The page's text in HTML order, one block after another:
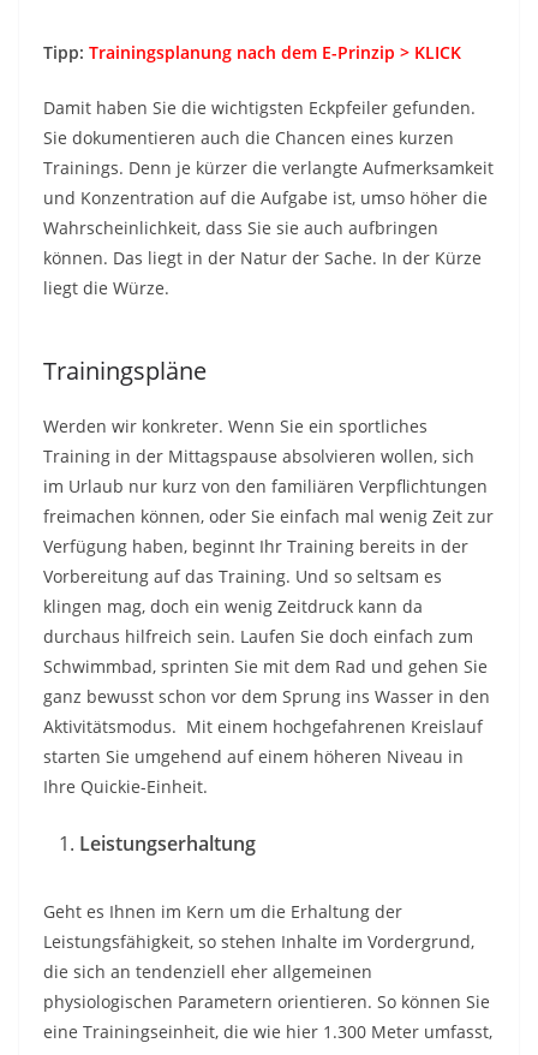
Tipp: Trainingsplanung nach dem E-Prinzip > KLICK
Damit haben Sie die wichtigsten Eckpfeiler gefunden.
Sie dokumentieren auch die Chancen eines kurzen
Trainings. Denn je kürzer die verlangte Aufmerksamkeit
und Konzentration auf die Aufgabe ist, umso höher die
Wahrscheinlichkeit, dass Sie sie auch aufbringen
können. Das liegt in der Natur der Sache. In der Kürze
liegt die Würze.
Trainingspläne
Werden wir konkreter. Wenn Sie ein sportliches
Training in der Mittagspause absolvieren wollen, sich
im Urlaub nur kurz von den familiären Verpflichtungen
freimachen können, oder Sie einfach mal wenig Zeit zur
Verfügung haben, beginnt Ihr Training bereits in der
Vorbereitung auf das Training. Und so seltsam es
klingen mag, doch ein wenig Zeitdruck kann da
durchaus hilfreich sein. Laufen Sie doch einfach zum
Schwimmbad, sprinten Sie mit dem Rad und gehen Sie
ganz bewusst schon vor dem Sprung ins Wasser in den
Aktivitätsmodus. Mit einem hochgefahrenen Kreislauf
starten Sie umgehend auf einem höheren Niveau in
Ihre Quickie-Einheit.
Leistungserhaltung
Geht es Ihnen im Kern um die Erhaltung der
Leistungsfähigkeit, so stehen Inhalte im Vordergrund,
die sich an tendenziell eher allgemeinen
physiologischen Parametern orientieren. So können Sie
eine Trainingseinheit, die wie hier 1.300 Meter umfasst,